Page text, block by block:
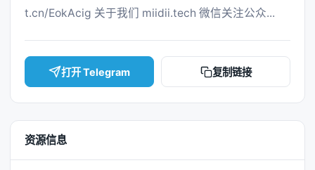
t.cn/EokAcig 关于我们 miidii.tech 微信关注公众...
打开 Telegram 复制链接
资源信息